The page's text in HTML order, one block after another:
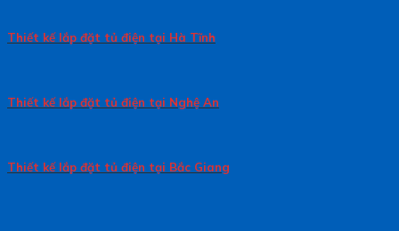
Thiết kế lắp đặt tủ điện tại Hà Tĩnh
Thiết kế lắp đặt tủ điện tại Nghệ An
Thiết kế lắp đặt tủ điện tại Bắc Giang